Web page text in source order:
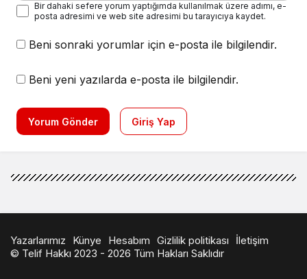
Bir dahaki sefere yorum yaptığımda kullanılmak üzere adımı, e-
posta adresimi ve web site adresimi bu tarayıcıya kaydet.
Beni sonraki yorumlar için e-posta ile bilgilendir.
Beni yeni yazılarda e-posta ile bilgilendir.
Yorum Gönder Giriş Yap
Yazarlarımız Künye Hesabım Gizlilik politikası
İletişim
© Telif Hakkı 2023 - 2026 Tüm Hakları Saklıdır